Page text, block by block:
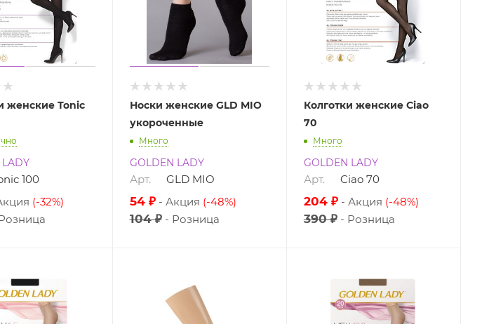
женские Tonic
100
(-32%)
Носки женские GLD MIO
укороченные
Много
GOLDEN LADY
Арт. GLD MIO
54 ₽ Акция (-48%)
104 ₽ Розница
Колготки женские Ciao
70
Много
GOLDEN LADY
Арт. Ciao 70
204 ₽ Акция (-48%)
390 ₽ Розница